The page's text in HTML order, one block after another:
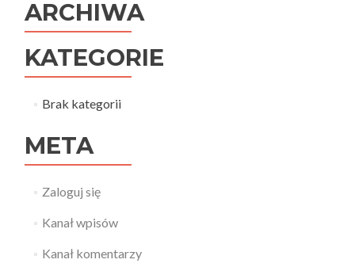
ARCHIWA
KATEGORIE
Brak kategorii
META
Zaloguj się
Kanał wpisów
Kanał komentarzy